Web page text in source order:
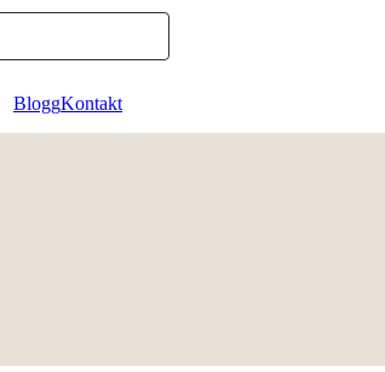
BloggKontakt